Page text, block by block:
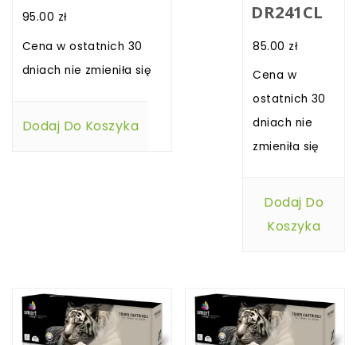
95.00 zł
Cena w ostatnich 30
dniach nie zmieniła się
Dodaj Do Koszyka
DR241CL
85.00 zł
Cena w
ostatnich 30
dniach nie
zmieniła się
Dodaj Do
Koszyka